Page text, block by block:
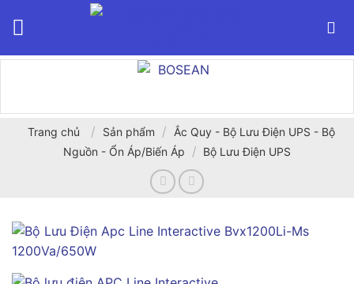
Trang chủ / Sản phẩm /
Ắc Quy - Bộ Lưu Điện UPS - Bộ
Nguồn - Ổn Áp/Biến Áp
/ Bộ Lưu Điện UPS